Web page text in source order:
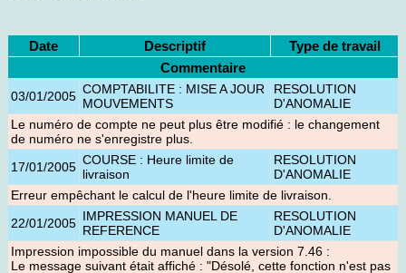
Date Descriptif
Type de travail
Commentaire
03/01/2005 COMPTABILITE : MISE A JOUR
MOUVEMENTS
RESOLUTION
D'ANOMALIE
Le numéro de compte ne peut plus être modifié : le changement
de numéro ne s'enregistre plus.
17/01/2005 COURSE : Heure limite de
livraison
RESOLUTION
D'ANOMALIE
Erreur empêchant le calcul de l'heure limite de livraison.
22/01/2005 IMPRESSION MANUEL DE
REFERENCE
RESOLUTION
D'ANOMALIE
Impression impossible du manuel dans la version 7.46 :
Le message suivant était affiché : "Désolé, cette fonction n'est pas